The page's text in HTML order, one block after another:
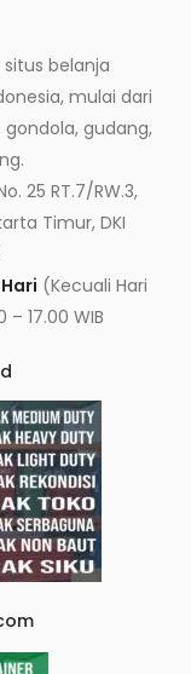
situs belanja
mulai dari
gudang,
25 RT.7/RW.3,
Timur, DKI
(Kecuali Hari
17.00 WIB